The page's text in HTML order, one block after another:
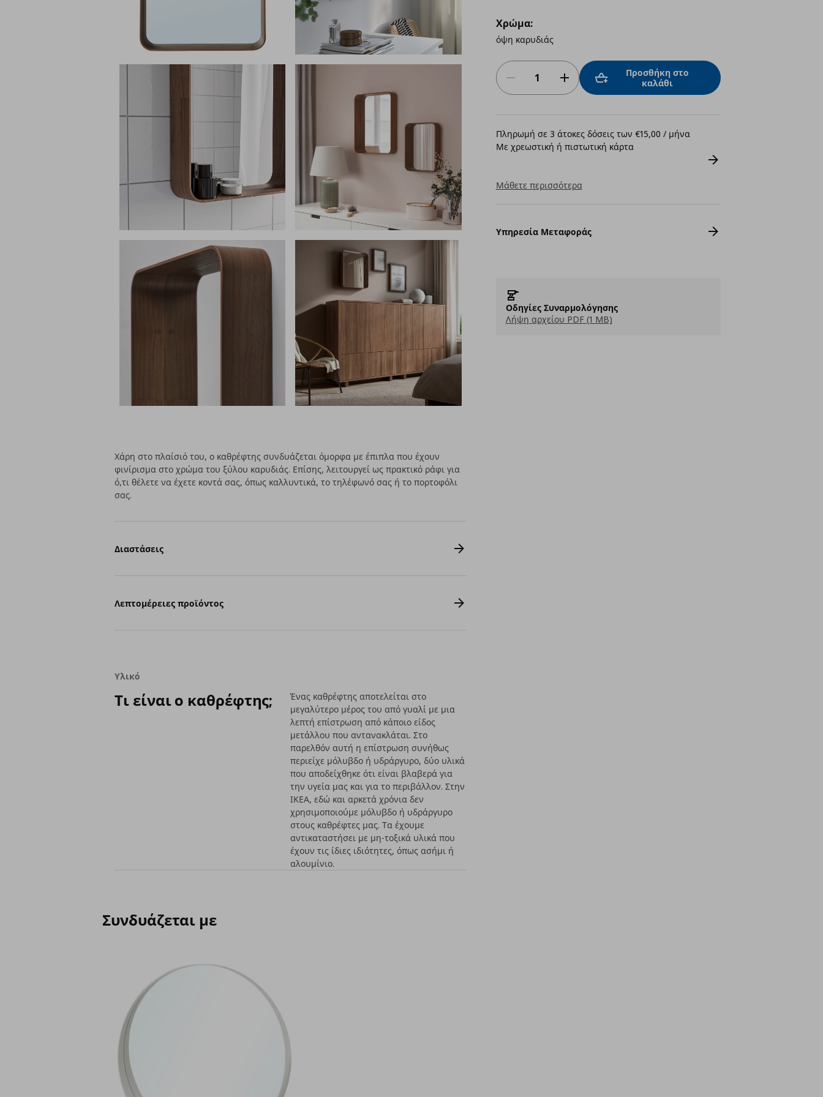
Χρώμα:
όψη καρυδιάς
Προσθήκη στο
καλάθι
Πληρωμή σε 3 άτοκες δόσεις των €15,00 / μήνα
Με χρεωστική ή πιστωτική κάρτα
Μάθετε περισσότερα
Υπηρεσία Μεταφοράς
Οδηγίες Συναρμολόγησης
Λήψη αρχείου PDF (1 MB)
Χάρη στο πλαίσιό του, ο καθρέφτης συνδυάζεται όμορφα με έπιπλα που έχουν
φινίρισμα στο χρώμα του ξύλου καρυδιάς. Επίσης, λειτουργεί ως πρακτικό ράφι για
ό,τι θέλετε να έχετε κοντά σας, όπως καλλυντικά, το τηλέφωνό σας ή το πορτοφόλι
σας.
Διαστάσεις
Λεπτομέρειες προϊόντος
Υλικό
Τι είναι ο καθρέφτης;
Ένας καθρέφτης αποτελείται στο
μεγαλύτερο μέρος του από γυαλί με μια
λεπτή επίστρωση από κάποιο είδος
μετάλλου που αντανακλάται. Στο
παρελθόν αυτή η επίστρωση συνήθως
περιείχε μόλυβδο ή υδράργυρο, δύο υλικά
που αποδείχθηκε ότι είναι βλαβερά για
την υγεία μας και για το περιβάλλον. Στην
ΙΚΕΑ, εδώ και αρκετά χρόνια δεν
χρησιμοποιούμε μόλυβδο ή υδράργυρο
στους καθρέφτες μας. Τα έχουμε
αντικαταστήσει με μη-τοξικά υλικά που
έχουν τις ίδιες ιδιότητες, όπως ασήμι ή
αλουμίνιο.
Συνδυάζεται με